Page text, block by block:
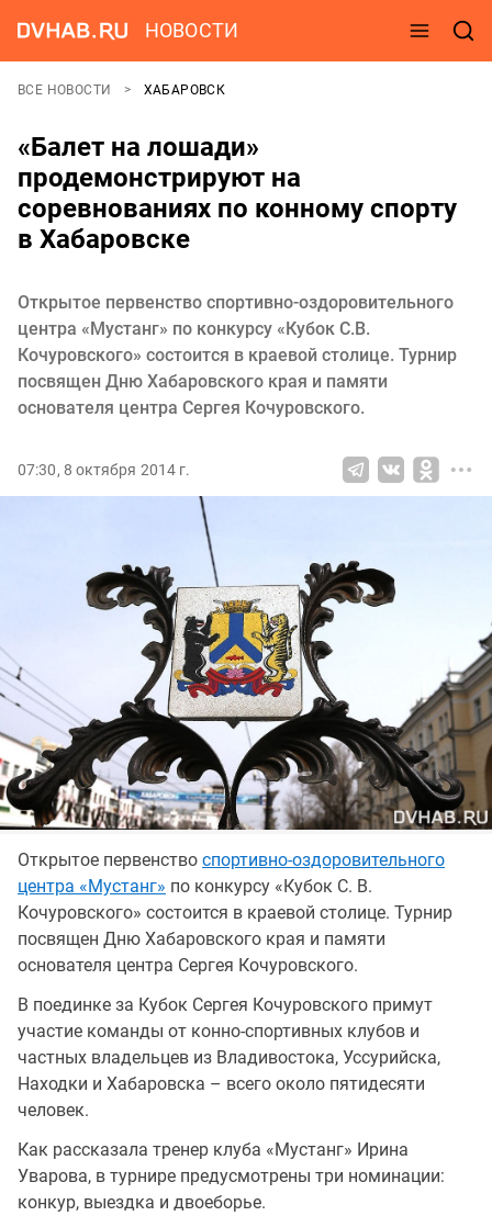
НОВОСТИ
ВСЕ НОВОСТИ ХАБАРОВСК
«Балет на лошади»
продемонстрируют на
соревнованиях по конному спорту
в Хабаровске
Открытое первенство спортивно-оздоровительного
центра «Мустанг» по конкурсу «Кубок С.В.
Кочуровского» состоится в краевой столице. Турнир
посвящен Дню Хабаровского края и памяти
основателя центра Сергея Кочуровского.
07:30, 8 октября 2014 г.
Открытое первенство спортивно-оздоровительного
центра «Мустанг» по конкурсу «Кубок С. В.
Кочуровского» состоится в краевой столице. Турнир
посвящен Дню Хабаровского края и памяти
основателя центра Сергея Кочуровского.
В поединке за Кубок Сергея Кочуровского примут
участие команды от конно-спортивных клубов и
частных владельцев из Владивостока, Уссурийска,
Находки и Хабаровска – всего около пятидесяти
человек.
Как рассказала тренер клуба «Мустанг» Ирина
Уварова, в турнире предусмотрены три номинации:
конкур, выездка и двоеборье.